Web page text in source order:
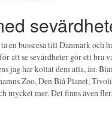
en bussresa till Danmark och
att se sevärdheter gör ett bra
jag har kollat dem alla, än.
Zoo, Den Blå Planet,
mycket mer. Det finns även